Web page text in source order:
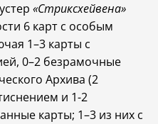
«Стриксхейвена»
6 карт с особым
1–3 карты с
0–2 безрамочные
Архива (2
и 1-2
карты; 1–3 из них с